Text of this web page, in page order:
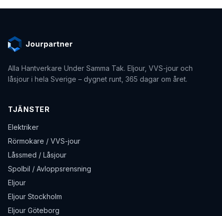
Alla Hantverkare Under Samma Tak. Eljour, VVS-jour och
låsjour i hela Sverige – dygnet runt, 365 dagar om året.
TJÄNSTER
Elektriker
Rörmokare / VVS-jour
Låssmed / Låsjour
Spolbil / Avloppsrensning
Eljour
Eljour Stockholm
Eljour Göteborg